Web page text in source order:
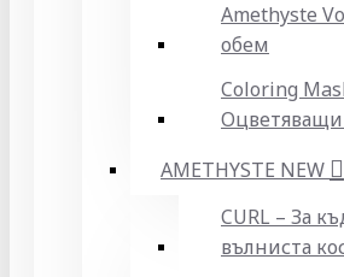
Amethyste
обем
Coloring
AMETHYSTE NEW
CURL – За
вълниста